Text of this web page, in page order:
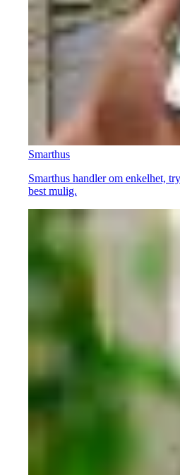
Smarthus
Smarthus handler om enkelhet,
best mulig.